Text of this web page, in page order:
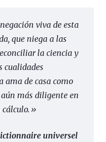
viva de esta
que niega a las
la ciencia y
cualidades
ama de casa como
más diligente en
cálculo.»
universel